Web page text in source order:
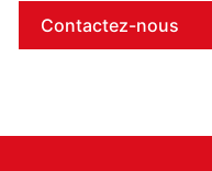
Contactez-nous